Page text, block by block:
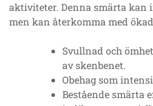
aktiviteter. Denna smärta kan
men kan återkomma med
Svullnad och
av skenbenet.
Obehag som
Bestående smärta